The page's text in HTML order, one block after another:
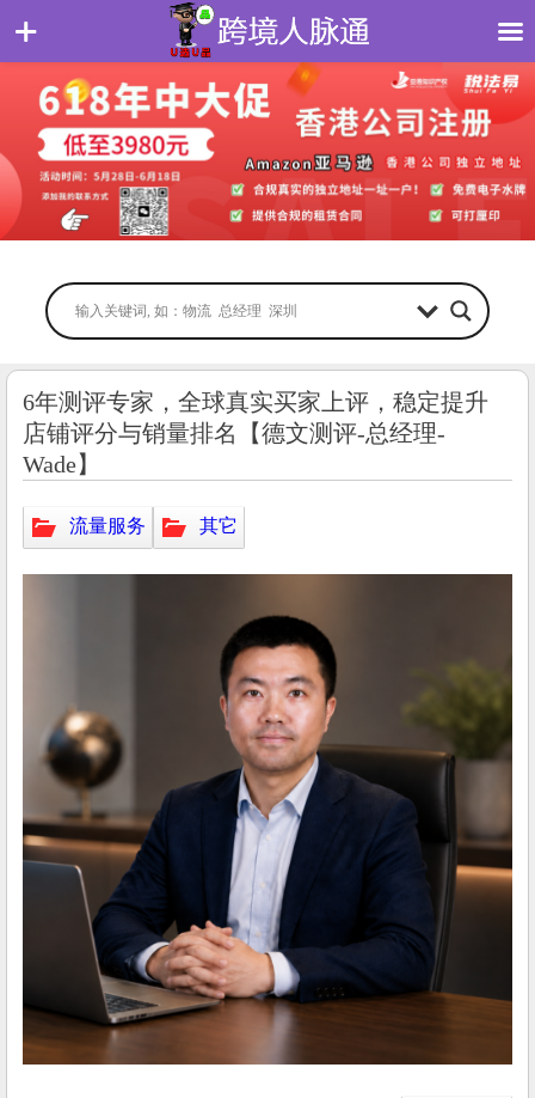
6年测评专家，全球真实买家上评，稳定提升
店铺评分与销量排名【德文测评-总经理-
Wade】
流量服务 其它